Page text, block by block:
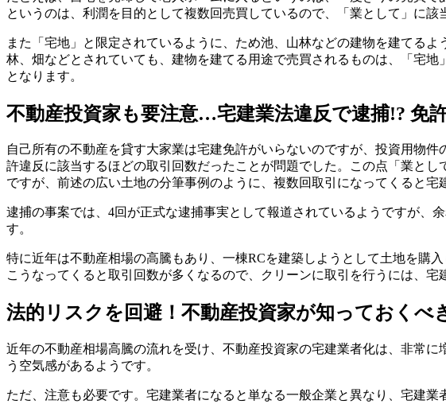
というのは、利潤を目的として複数回売買しているので、「業として」に
また「宅地」と限定されているように、ため池、山林などの建物を建てる
林、畑などとされていても、建物を建てる用途で売買されるものは、「宅
となります。
不動産投資家も要注意…宅建業法違反で逮捕!? 免
自己所有の不動産を貸す大家業は宅建免許がいらないのですが、投資用物
許違反に該当するほどの取引回数だったことが問題でした。この点「業と
ですが、前述の広い土地の分筆事例のように、複数回取引になってくると
逮捕の事案では、4回が正式な逮捕事実として報道されているようですが、
す。
特に近年は不動産相場の高騰もあり、一棟RCを建築しようとして土地を購
こうなってくると取引回数が多くなるので、クリーンに取引を行うには、
法的リスクを回避！不動産投資家が知っておくべ
近年の不動産相場高騰の流れを受け、不動産投資家の宅建業者化は、非常
う空気感があるようです。
ただ、注意も必要です。宅建業者になると単なる一般企業と異なり、宅建